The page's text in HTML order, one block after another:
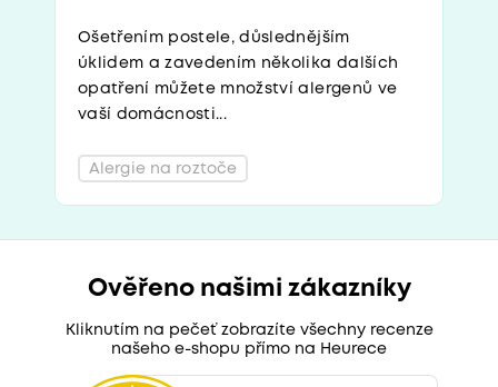
Ošetřením postele, důslednějším
úklidem a zavedením několika dalších
opatření můžete množství alergenů ve
vaší domácnosti...
Alergie na roztoče
Ověřeno našimi zákazníky
Kliknutím na pečeť zobrazíte všechny recenze
našeho e-shopu přímo na Heurece